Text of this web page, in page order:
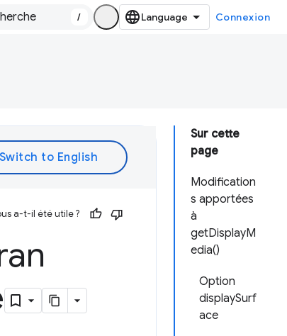
/ Connexion
Sur cette
page
Modification
s apportées
à
getDisplayM
edia()
Option
displaySurf
ace
a-t-il été utile ?